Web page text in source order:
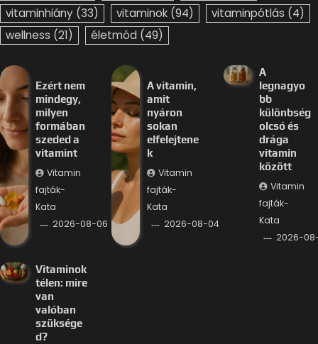
vitaminhiány (33) vitaminok (94) vitaminpótlás (4)
wellness (21) életmód (49)
Ezért nem
mindegy,
milyen
formában
szeded a
vitamint
Vitamin
fajták-
Kata
2026-08-06
A vitamin,
amit
nyáron
sokan
elfelejtene
k
Vitamin
fajták-
Kata
2026-08-04
A
legnagyo
bb
különbség
olcsó és
drága
vitamin
között
Vitamin
fajták-
Kata
2026-
Vitaminok
télen: mire
van
valóban
szüksége
d?